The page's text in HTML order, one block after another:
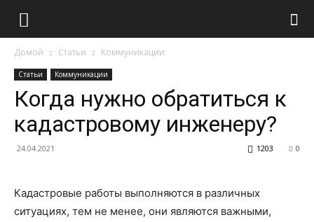
Домой Статьи Коммуникации
Статьи Коммуникации
Когда нужно обратиться к
кадастровому инженеру?
24.04.2021 0
1203
Кадастровые работы выполняются в различных
ситуациях, тем не менее, они являются важными,